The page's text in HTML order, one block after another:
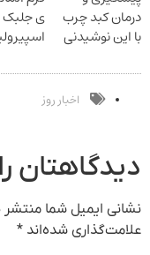
درمان کبد چرب
با این نوشیدنی
ی جلبک
اکسیر
اخبار روز
دیدگاهتان
نشانی ایمیل شما
علامت‌گذاری شده‌اند *